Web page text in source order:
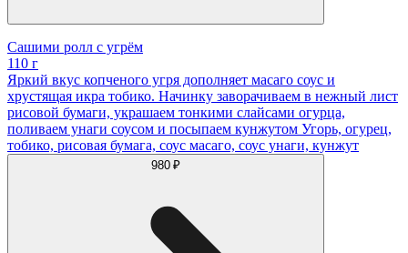
Сашими ролл с угрём
110 г
Яркий вкус копченого угря дополняет масаго соус и
хрустящая икра тобико. Начинку заворачиваем в нежный лист
рисовой бумаги, украшаем тонкими слайсами огурца,
поливаем унаги соусом и посыпаем кунжутом Угорь, огурец,
тобико, рисовая бумага, соус масаго, соус унаги, кунжут
980 ₽